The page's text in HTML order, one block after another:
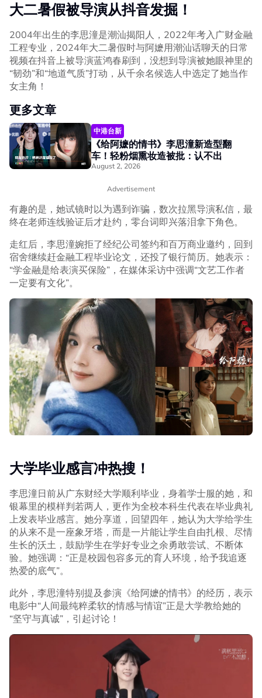
大二暑假被导演从抖音发掘！
2004年出生的李思潼是潮汕揭阳人，2022年考入广财金融
工程专业，2024年大二暑假时与阿嬷用潮汕话聊天的日常
视频在抖音上被导演蓝鸿春刷到，没想到导演被她眼神里的
“韧劲”和“地道气质”打动，从千余名候选人中选定了她当作
女主角！
更多文章
中港台新
《给阿嬷的情书》李思潼新造型翻
车！轻粉烟熏妆造被批：认不出
August 2, 2026
Advertisement
有趣的是，她试镜时以为遇到诈骗，数次拉黑导演私信，最
终在老师连线验证后才赴约，零台词即兴落泪拿下角色。
走红后，李思潼婉拒了经纪公司签约和百万商业邀约，回到
宿舍继续赶金融工程毕业论文，还投了银行简历。她表示：
“学金融是给表演买保险”，在媒体采访中强调“文艺工作者
一定要有文化”。
大学毕业感言冲热搜！
李思潼日前从广东财经大学顺利毕业，身着学士服的她，和
银幕里的模样判若两人，更作为全校本科生代表在毕业典礼
上发表毕业感言。她分享道，回望四年，她认为大学给学生
的从来不是一座象牙塔，而是一片能让学生自由扎根、尽情
生长的沃土，鼓励学生在学好专业之余勇敢尝试、不断体
验。她强调：“正是校园包容多元的育人环境，给予我追逐
热爱的底气”。
此外，李思潼特别提及参演《给阿嬷的情书》的经历，表示
电影中“人间最纯粹柔软的情感与情谊”正是大学教给她的
“坚守与真诚”，引起讨论！